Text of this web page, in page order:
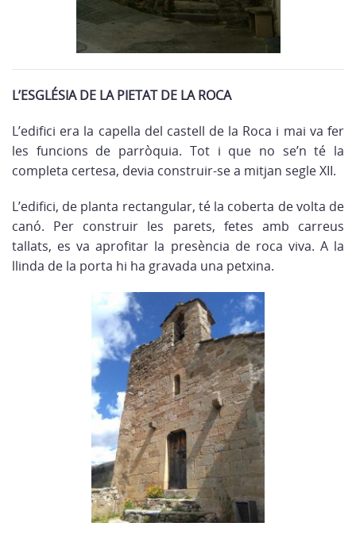
L’ESGLÉSIA DE LA PIETAT DE LA ROCA
L’edifici era la capella del castell de la Roca i mai va fer
les funcions de parròquia. Tot i que no se’n té la
completa certesa, devia construir-se a mitjan segle XII.
L’edifici, de planta rectangular, té la coberta de volta de
canó. Per construir les parets, fetes amb carreus
tallats, es va aprofitar la presència de roca viva. A la
llinda de la porta hi ha gravada una petxina.